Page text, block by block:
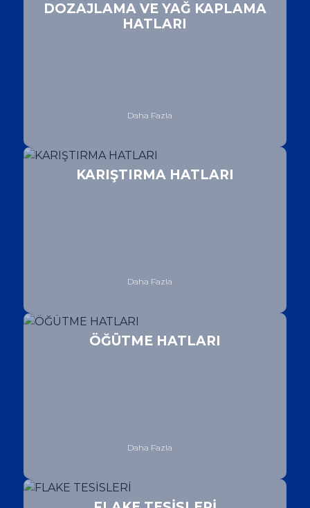
DOZAJLAMA VE YAĞ KAPLAMA
HATLARI
Daha Fazla
KARIŞTIRMA HATLARI
Daha Fazla
ÖĞÜTME HATLARI
Daha Fazla